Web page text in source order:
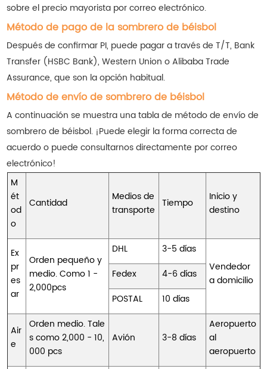
sobre el precio mayorista por correo electrónico.
Método de pago de la sombrero de béisbol
Después de confirmar PI, puede pagar a través de T/T, Bank
Transfer (HSBC Bank), Western Union o Alibaba Trade
Assurance, que son la opción habitual.
Método de envío de sombrero de béisbol
A continuación se muestra una tabla de método de envío de
sombrero de béisbol. ¡Puede elegir la forma correcta de
acuerdo o puede consultarnos directamente por correo
electrónico!
M
ét
od
o
Cantidad
Medios de
transporte
Tiempo
Inicio y
destino
Ex
pr
es
ar
Orden pequeño y
medio. Como 1 -
2,000pcs
DHL
3-5 días
Vendedor
a domicilio
Fedex
4-6 días
POSTAL
10 días
Air
e
Orden medio. Tale
s como 2,000 - 10,
000 pcs
Avión 3-8 días
Aeropuerto
al
aeropuerto